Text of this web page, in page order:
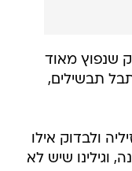
שנפוץ מאוד
תבשילים,
ולבדוק אילו
וגילינו שיש לא